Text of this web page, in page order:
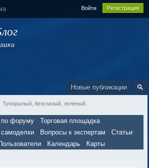
Войти Регистрация
Новые публикации
Тупорылый, безглазый, зелёный.
форуму
Торговая площадка
Вопросы к экспертам
Статьи
Календарь Карты